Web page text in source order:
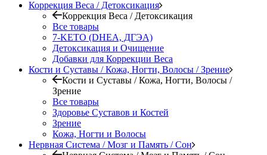
Коррекция Веса / Детоксикация
Коррекция Веса / Детоксикация
Все товары
7-KETO (DHEA, ДГЭА)
Детоксикация и Очищение
Добавки для Коррекции Веса
Кости и Суставы / Кожа, Ногти, Волосы / Зрение
Кости и Суставы / Кожа, Ногти, Волосы /
Зрение
Все товары
Здоровье Суставов и Костей
Зрение
Кожа, Ногти и Волосы
Нервная Система / Мозг и Память / Сон